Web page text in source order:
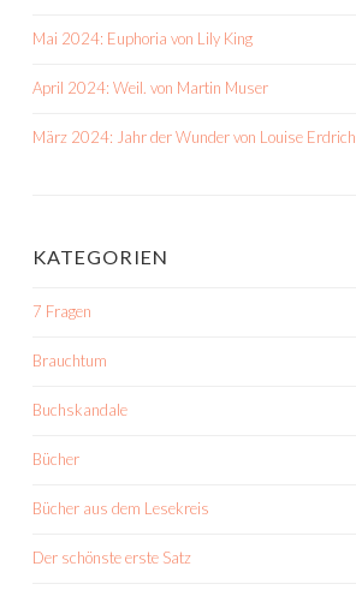
Mai 2024: Euphoria von Lily King
April 2024: Weil. von Martin Muser
März 2024: Jahr der Wunder von Louise Erdrich
KATEGORIEN
7 Fragen
Brauchtum
Buchskandale
Bücher
Bücher aus dem Lesekreis
Der schönste erste Satz